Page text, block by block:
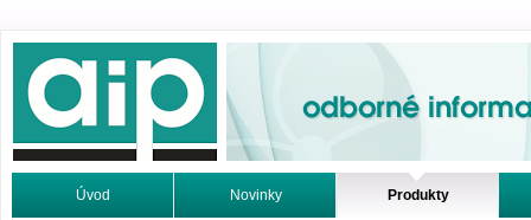
Odborné informace. Online.
Úvod Novinky Produkty